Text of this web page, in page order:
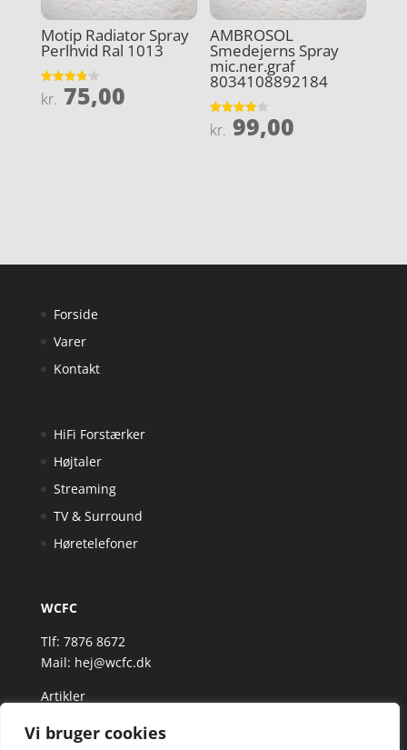
Vi bruger cookies
Motip Radiator Spray
Perlhvid Ral 1013
Vurderet
3.8
kr. 75,00
AMBROSOL
Smedejerns Spray
mic.ner.graf
8034108892184
Vurderet
3.9
kr. 99,00
Forside
Varer
Kontakt
HiFi Forstærker
Højtaler
Streaming
TV & Surround
Høretelefoner
WCFC
Tlf: 7876 8672
Mail: hej@wcfc.dk
Artikler